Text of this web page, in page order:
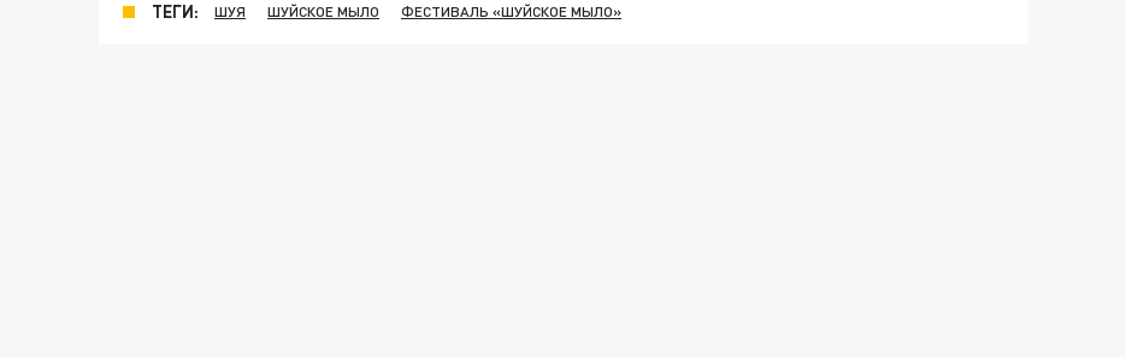
ТЕГИ: ШУЯ ШУЙСКОЕ МЫЛО ФЕСТИВАЛЬ «ШУЙСКОЕ МЫЛО»